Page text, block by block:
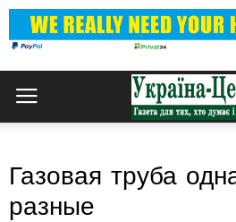
Газовая труба
разные